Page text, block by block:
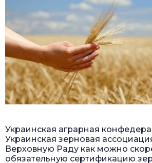
Украинская аграрная
Украинская зерновая
Верховную Раду как можно
обязательную сертификацию